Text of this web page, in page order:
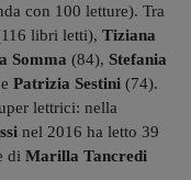
con 100 letture). Tra
libri letti), Tiziana
Somma (84), Stefania
Patrizia Sestini (74).
lettrici: nella
nel 2016 ha letto 39
di Marilla Tancredi